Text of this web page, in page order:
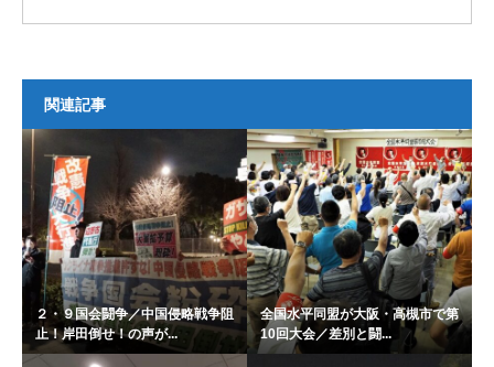
関連記事
２・９国会闘争／中国侵略戦争阻
止！岸田倒せ！の声が...
全国水平同盟が大阪・高槻市で第
10回大会／差別と闘...